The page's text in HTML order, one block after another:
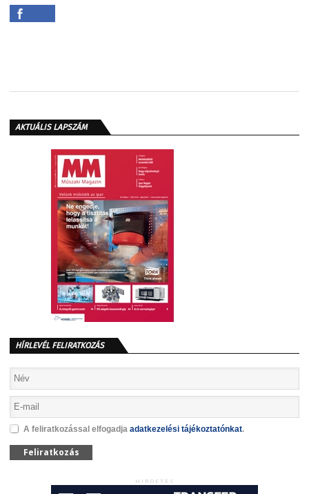
AKTUÁLIS LAPSZÁM
HÍRLEVÉL FELIRATKOZÁS
A feliratkozással elfogadja adatkezelési tájékoztatónkat.
Feliratkozás
HIRDETÉS